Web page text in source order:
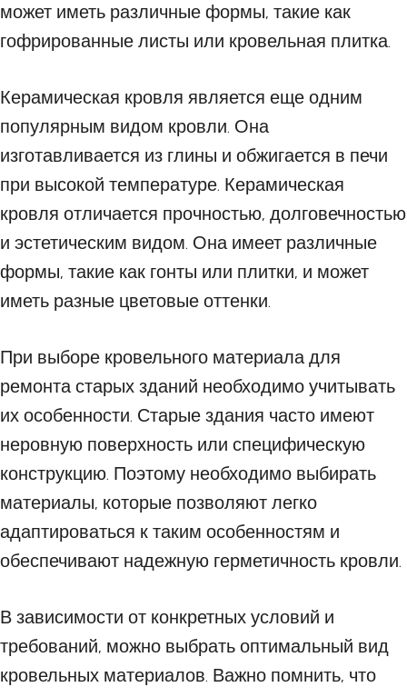
может иметь различные формы, такие как
гофрированные листы или кровельная плитка.
Керамическая кровля является еще одним
популярным видом кровли. Она
изготавливается из глины и обжигается в печи
при высокой температуре. Керамическая
кровля отличается прочностью, долговечностью
и эстетическим видом. Она имеет различные
формы, такие как гонты или плитки, и может
иметь разные цветовые оттенки.
При выборе кровельного материала для
ремонта старых зданий необходимо учитывать
их особенности. Старые здания часто имеют
неровную поверхность или специфическую
конструкцию. Поэтому необходимо выбирать
материалы, которые позволяют легко
адаптироваться к таким особенностям и
обеспечивают надежную герметичность кровли.
В зависимости от конкретных условий и
требований, можно выбрать оптимальный вид
кровельных материалов. Важно помнить, что